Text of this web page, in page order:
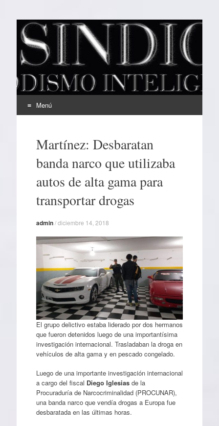
EL SINDICAL
Periodismo Inteligente
Menú
contenidoMartínez: Desbaratan
banda narco que utilizaba
autos de alta gama para
transportar drogas
admin/diciembre 14, 2018
El grupo delictivo estaba liderado por dos hermanos
que fueron detenidos luego de una importantísima
investigación internacional. Trasladaban la droga en
vehículos de alta gama y en pescado congelado.
Luego de una importante investigación internacional
a cargo del fiscal Diego Iglesiasde la
Procuraduría de Narcocriminalidad (PROCUNAR),
una banda narco que vendía drogas a Europa fue
desbaratada en las últimas horas.